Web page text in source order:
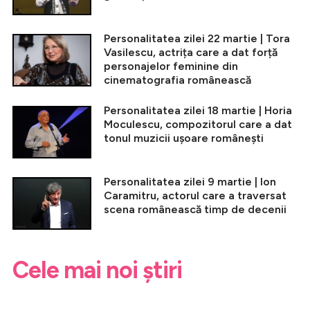
Personalitatea zilei 22 martie | Tora
Vasilescu, actrița care a dat forță
personajelor feminine din
cinematografia românească
Personalitatea zilei 18 martie | Horia
Moculescu, compozitorul care a dat
tonul muzicii ușoare românești
Personalitatea zilei 9 martie | Ion
Caramitru, actorul care a traversat
scena românească timp de decenii
Cele mai noi știri